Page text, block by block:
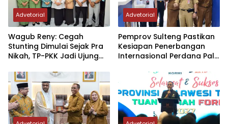
Advetorial
Wagub Reny: Cegah
Stunting Dimulai Sejak Pra
Nikah, TP-PKK Jadi Ujung
Advetorial
Pemprov Sulteng Pastikan
Kesiapan Penerbangan
Internasional Perdana Palu